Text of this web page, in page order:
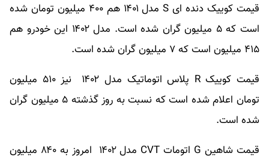
قیمت کوییک دنده ای S مدل ۱۴۰۱ هم ۴۰۰ میلیون تومان شده
است که ۵ میلیون گران شده است. مدل ۱۴۰۲ این خودرو هم
۴۱۵ میلیون است که ۷ میلیون گران شده است.
قیمت کوییک R پلاس اتوماتیک مدل ۱۴۰۲ نیز ۵۱۰ میلیون
تومان اعلام شده است که نسبت به روز گذشته ۵ میلیون گران
شده است.
قیمت شاهین G اتومات CVT مدل ۱۴۰۲ امروز به ۸۴۰ میلیون